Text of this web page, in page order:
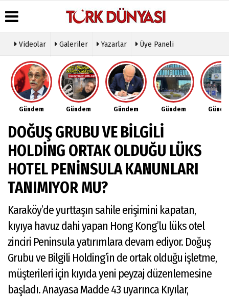
Üye Paneli
Haber
Arşivi
Gazete
Arşivi
Günün
Haberleri
Hava
Durumu
Gazete
Manşetleri
Anketler
Biyografiler
Köşe
Yazarları
Video
Galeri
Foto
Etkinlikler
Künye
İletişim
Çerez
Politikası
Videolar Galeriler Yazarlar Üye Paneli
Gündem Gündem Gündem Gündem
DOĞUŞ GRUBU VE BİLGİLİ
HOLDİNG ORTAK OLDUĞU LÜKS
HOTEL PENİNSULA KANUNLARI
TANIMIYOR MU?
Karaköy’de yurttaşın sahile erişimini kapatan,
kıyıya havuz dahi yapan Hong Kong’lu lüks otel
zinciri Peninsula yatırımlara devam ediyor. Doğuş
Grubu ve Bilgili Holding’in de ortak olduğu işletme,
müşterileri için kıyıda yeni peyzaj düzenlemesine
başladı. Anayasa Madde 43 uyarınca Kıyılar,